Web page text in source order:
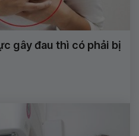
gây đau thì có phải bị